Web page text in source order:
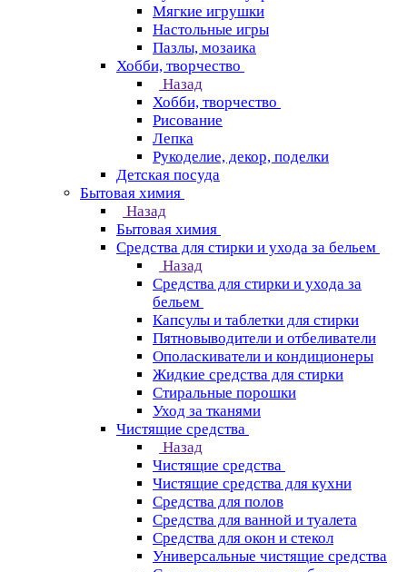
Мягкие игрушки
Настольные игры
Пазлы, мозаика
Хобби, творчество
Назад
Хобби, творчество
Рисование
Лепка
Рукоделие, декор, поделки
Детская посуда
Бытовая химия
Назад
Бытовая химия
Средства для стирки и ухода за бельем
Назад
Средства для стирки и ухода за
бельем
Капсулы и таблетки для стирки
Пятновыводители и отбеливатели
Ополаскиватели и кондиционеры
Жидкие средства для стирки
Стиральные порошки
Уход за тканями
Чистящие средства
Назад
Чистящие средства
Чистящие средства для кухни
Средства для полов
Средства для ванной и туалета
Средства для окон и стекол
Универсальные чистящие средства